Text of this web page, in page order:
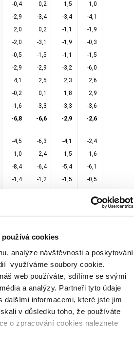
cookies
analýze návštěvnosti a poskytování
využíváme soubory cookie.
web používáte, sdílíme se svými
a analýzy. Partneři tyto údaje
dalšími informacemi, které jste jim
v důsledku toho, že používáte
o zpracování cookies naleznete
-0,4 0,2 1,5
1,0
-2,9 -3,4 -3,4
-4,1
2,0 0,2 -1,1
-1,9
-2,0 -3,1 -1,9
-0,3
-0,5 -1,5 -1,1
-1,5
-2,9 -2,9 -3,2
-6,0
4,1 2,5 2,3
2,6
-0,2 0,1 1,8
2,9
-1,6 -3,3 -3,3
-3,6
-6,8 -6,6 -2,9 -2,6
-4,5 -6,3 -4,1
-2,4
1,0 2,4 1,5
1,6
-8,4 -6,4 -5,4
-6,1
-1,4 -1,2 -1,5
-0,5
-3,3
-3,2 -4,7 -3,9
-2,5
-2,5 -3,0 -2,8
-2,4
-2,3 -3,0 -2,6
-2,3
24. 4. 2006
dluhu